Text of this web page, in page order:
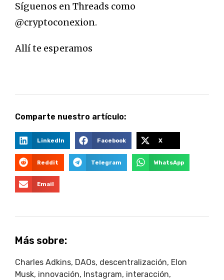
Síguenos en Threads como
@cryptoconexion.
Allí te esperamos
Comparte nuestro artículo:
LinkedIn Facebook X
Reddit Telegram WhatsApp
Email
Más sobre:
Charles Adkins, DAOs, descentralización, Elon
Musk, innovación, Instagram, interacción,